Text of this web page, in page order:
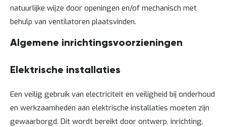
natuurlijke wijze door openingen en/of mechanisch met
behulp van ventilatoren plaatsvinden.
Algemene inrichtingsvoorzieningen
Elektrische installaties
Een veilig gebruik van electriciteit en veiligheid bij onderhoud
en werkzaamheden aan elektrische installaties moeten zijn
gewaarborgd. Dit wordt bereikt door ontwerp, inrichting,